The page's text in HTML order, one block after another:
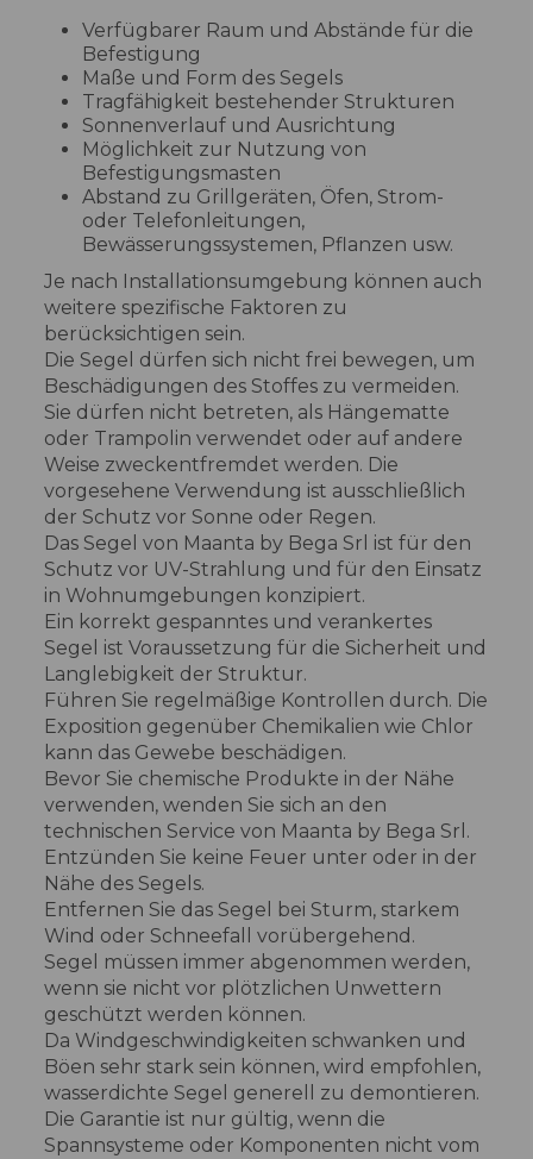
Verfügbarer Raum und Abstände für die
Befestigung
Maße und Form des Segels
Tragfähigkeit bestehender Strukturen
Sonnenverlauf und Ausrichtung
Möglichkeit zur Nutzung von
Befestigungsmasten
Abstand zu Grillgeräten, Öfen, Strom-
oder Telefonleitungen,
Bewässerungssystemen, Pflanzen usw.
Je nach Installationsumgebung können auch
weitere spezifische Faktoren zu
berücksichtigen sein.
Die Segel dürfen sich nicht frei bewegen, um
Beschädigungen des Stoffes zu vermeiden.
Sie dürfen nicht betreten, als Hängematte
oder Trampolin verwendet oder auf andere
Weise zweckentfremdet werden. Die
vorgesehene Verwendung ist ausschließlich
der Schutz vor Sonne oder Regen.
Das Segel von Maanta by Bega Srl ist für den
Schutz vor UV-Strahlung und für den Einsatz
in Wohnumgebungen konzipiert.
Ein korrekt gespanntes und verankertes
Segel ist Voraussetzung für die Sicherheit und
Langlebigkeit der Struktur.
Führen Sie regelmäßige Kontrollen durch. Die
Exposition gegenüber Chemikalien wie Chlor
kann das Gewebe beschädigen.
Bevor Sie chemische Produkte in der Nähe
verwenden, wenden Sie sich an den
technischen Service von Maanta by Bega Srl.
Entzünden Sie keine Feuer unter oder in der
Nähe des Segels.
Entfernen Sie das Segel bei Sturm, starkem
Wind oder Schneefall vorübergehend.
Segel müssen immer abgenommen werden,
wenn sie nicht vor plötzlichen Unwettern
geschützt werden können.
Da Windgeschwindigkeiten schwanken und
Böen sehr stark sein können, wird empfohlen,
wasserdichte Segel generell zu demontieren.
Die Garantie ist nur gültig, wenn die
Spannsysteme oder Komponenten nicht vom